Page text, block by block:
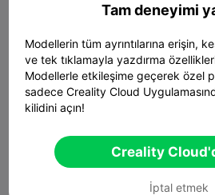
Tam deneyimi
Modellerin tüm ayrıntılarına erişin,
ve tek tıklamayla yazdırma
Modellerle etkileşime geçerek özel
sadece Creality Cloud
kilidini açın!
Creality
İptal etmek